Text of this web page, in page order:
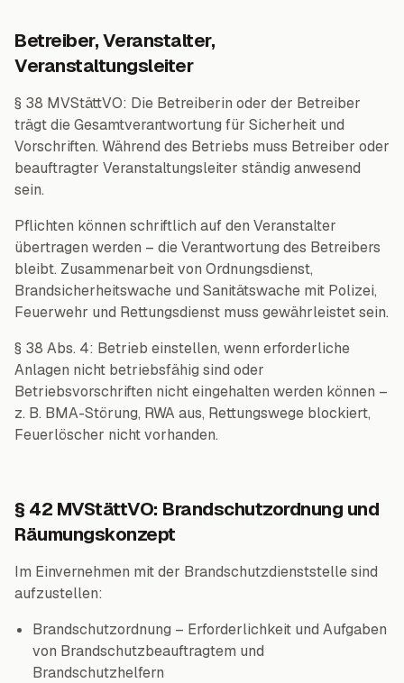
Betreiber, Veranstalter,
Veranstaltungsleiter
§ 38 MVStättVO: Die Betreiberin oder der Betreiber
trägt die Gesamtverantwortung für Sicherheit und
Vorschriften. Während des Betriebs muss Betreiber oder
beauftragter Veranstaltungsleiter ständig anwesend
sein.
Pflichten können schriftlich auf den Veranstalter
übertragen werden – die Verantwortung des Betreibers
bleibt. Zusammenarbeit von Ordnungsdienst,
Brandsicherheitswache und Sanitätswache mit Polizei,
Feuerwehr und Rettungsdienst muss gewährleistet sein.
§ 38 Abs. 4: Betrieb einstellen, wenn erforderliche
Anlagen nicht betriebsfähig sind oder
Betriebsvorschriften nicht eingehalten werden können –
z. B. BMA-Störung, RWA aus, Rettungswege blockiert,
Feuerlöscher nicht vorhanden.
§ 42 MVStättVO: Brandschutzordnung und
Räumungskonzept
Im Einvernehmen mit der Brandschutzdienststelle sind
aufzustellen:
Brandschutzordnung – Erforderlichkeit und Aufgaben
von Brandschutzbeauftragtem und
Brandschutzhelfern